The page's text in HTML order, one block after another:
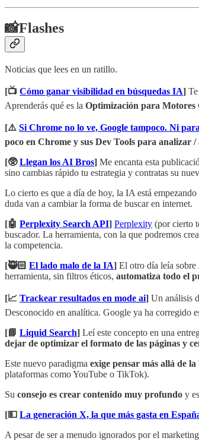
📸Flashes
Noticias que lees en un ratillo.
[📺 Cómo ganar visibilidad en búsquedas IA]
Aprenderás qué es la Optimización para Motores
[⚠️ Si Chrome no lo ve, Google tampoco. Ni
poco en Chrome y sus Dev Tools para analizar
[🥸Llegan los AI Bros] Me encanta esta
sino cambias rápido tu estrategia y contratas su
Lo cierto es que a día de hoy, la IA está
duda van a cambiar la forma de buscar en internet.
[🤖 Perplexity Search API] Perplexity (por cierto
buscador. La herramienta, con la que podremos
la competencia.
[🥷🏻 El lado malo de la IA] El otro día leía sobre
herramienta, sin filtros éticos, automatiza todo el
[📈 Trackear resultados en mode ai] Un análisis
Desconocido en analítica. Google ya ha corregido
[📘 Liquid Search] Leí este concepto en una
dejar de optimizar el formato de las páginas y
Este nuevo paradigma exige pensar más allá de
plataformas como YouTube o TikTok).
Su consejo es crear contenido muy profundo y
[💵 La generación X, la que más gasta en
A pesar de ser a menudo ignorados por el